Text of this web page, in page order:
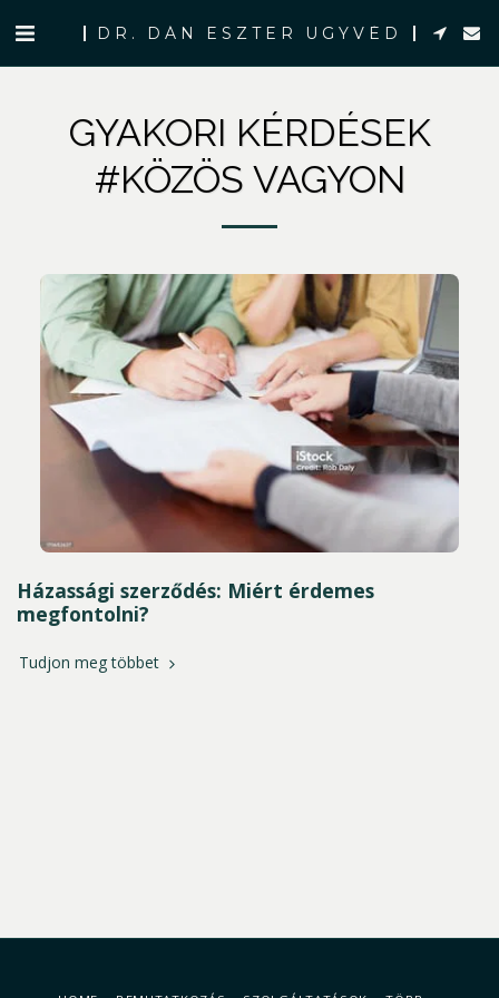
DR. DÁN ESZTER ÜGYVÉD
GYAKORI KÉRDÉSEK
#KÖZÖS VAGYON
Házassági szerződés: Miért érdemes
megfontolni?
Tudjon meg többet